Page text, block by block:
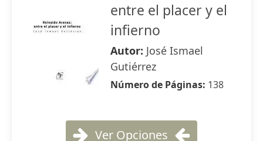
entre el placer y el
infierno
Autor: José Ismael
Gutiérrez
Número de Páginas: 138
Ver Opciones